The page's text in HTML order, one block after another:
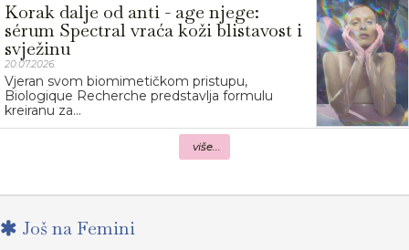
Korak dalje od anti - age njege:
sérum Spectral vraća koži blistavost i
svježinu
20.07.2026.
Vjeran svom biomimetičkom pristupu,
Biologique Recherche predstavlja formulu
kreiranu za...
više...
Još na Femini